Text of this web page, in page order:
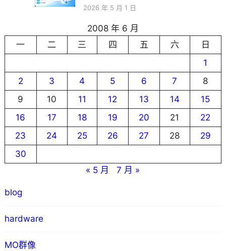
2026 年 5 月 1 日
2008 年 6 月
一
二 三 四 五 六
日
1
2
3 4 5 6 7
8
9
10 11 12 13 14
15
16
17 18 19 20 21
22
23
24 25 26 27 28
29
30
« 5 月
7 月 »
blog
hardware
MO群像